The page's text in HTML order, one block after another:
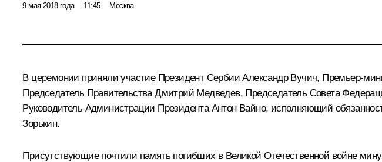
9 мая 2018 года 11:45 Москва
В церемонии приняли участие Президент СербииАлександр Вучич, Премьер-
Председатель ПравительстваДмитрий Медведев, Председатель Совета
Руководитель Администрации Президента Антон Вайно, исполняющий
Зорькин.
Присутствующие почтили память погибших в Великой Отечественной войне